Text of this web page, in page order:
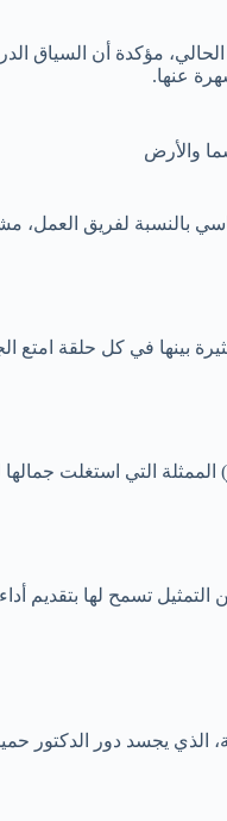
مؤكدة أن السياق
عنها.
والأرض
لفريق العمل،
في كل حلقة امتع
التي استغلت جمالها
التمثيل تسمح لها
يجسد دور الدكتور